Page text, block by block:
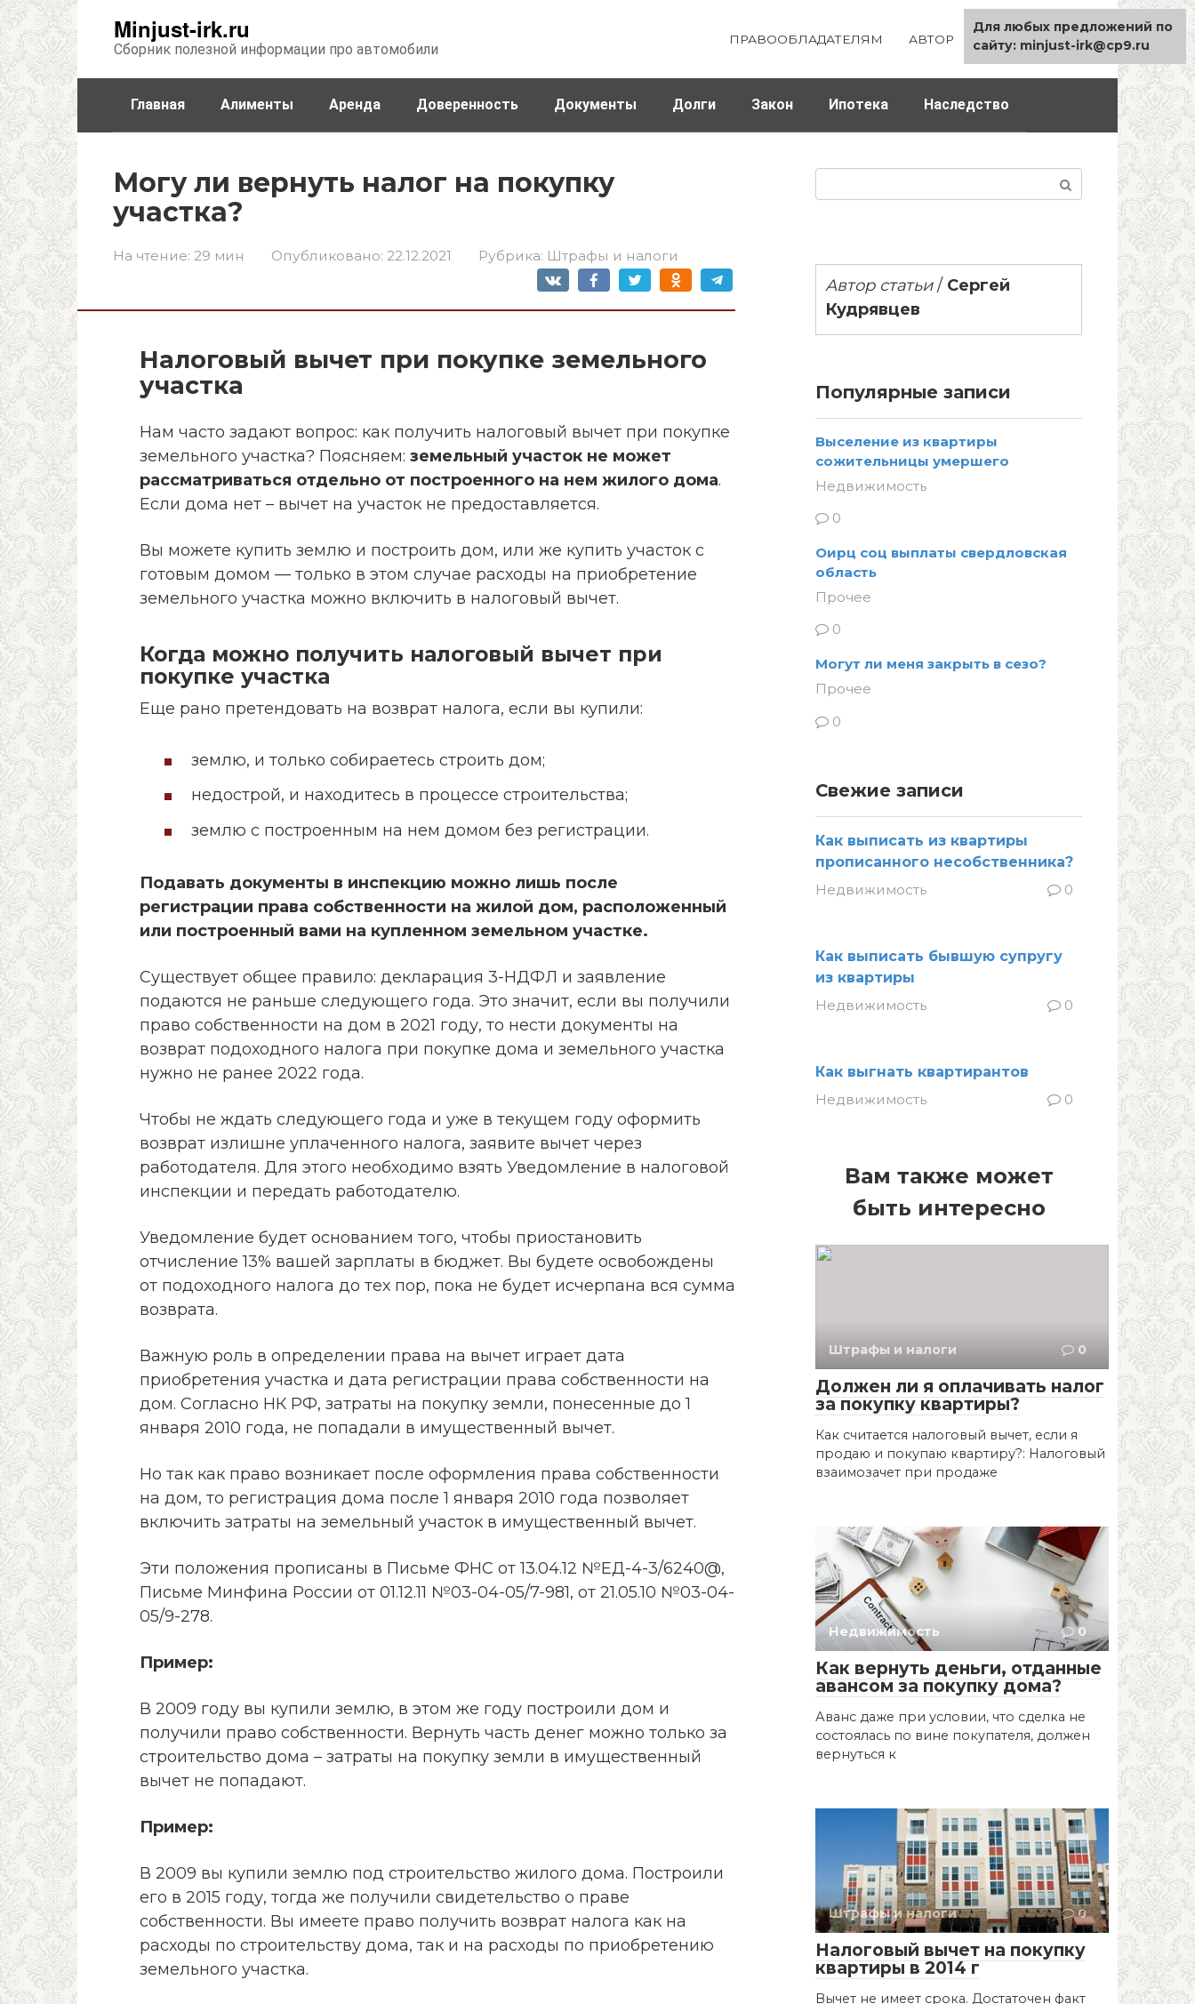
Minjust-irk.ru
Сборник полезной информации про автомобили
ПРАВООБЛАДАТЕЛЯМ АВТОР КАРТА САЙТА
Главная Алименты Аренда Доверенность Документы Долги Закон Ипотека Наследство
Могу ли вернуть налог на покупку
участка?
На чтение: 29 мин Опубликовано: 22.12.2021 Рубрика: Штрафы и налоги
Налоговый вычет при покупке земельного
участка
Нам часто задают вопрос: как получить налоговый вычет при покупке
земельного участка? Поясняем: земельный участок не может
рассматриваться отдельно от построенного на нем жилого дома.
Если дома нет – вычет на участок не предоставляется.
Вы можете купить землю и построить дом, или же купить участок с
готовым домом — только в этом случае расходы на приобретение
земельного участка можно включить в налоговый вычет.
Когда можно получить налоговый вычет при
покупке участка
Еще рано претендовать на возврат налога, если вы купили:
землю, и только собираетесь строить дом;
недострой, и находитесь в процессе строительства;
землю с построенным на нем домом без регистрации.
Подавать документы в инспекцию можно лишь после
регистрации права собственности на жилой дом, расположенный
или построенный вами на купленном земельном участке.
Существует общее правило: декларация 3-НДФЛ и заявление
подаются не раньше следующего года. Это значит, если вы получили
право собственности на дом в 2021 году, то нести документы на
возврат подоходного налога при покупке дома и земельного участка
нужно не ранее 2022 года.
Чтобы не ждать следующего года и уже в текущем году оформить
возврат излишне уплаченного налога, заявите вычет через
работодателя. Для этого необходимо взять Уведомление в налоговой
инспекции и передать работодателю.
Уведомление будет основанием того, чтобы приостановить
отчисление 13% вашей зарплаты в бюджет. Вы будете освобождены
от подоходного налога до тех пор, пока не будет исчерпана вся сумма
возврата.
Важную роль в определении права на вычет играет дата
приобретения участка и дата регистрации права собственности на
дом. Согласно НК РФ, затраты на покупку земли, понесенные до 1
января 2010 года, не попадали в имущественный вычет.
Но так как право возникает после оформления права собственности
на дом, то регистрация дома после 1 января 2010 года позволяет
включить затраты на земельный участок в имущественный вычет.
Эти положения прописаны в Письме ФНС от 13.04.12 №ЕД-4-3/6240@,
Письме Минфина России от 01.12.11 №03-04-05/7-981, от 21.05.10 №03-04-
05/9-278.
Пример:
В 2009 году вы купили землю, в этом же году построили дом и
получили право собственности. Вернуть часть денег можно только за
строительство дома – затраты на покупку земли в имущественный
вычет не попадают.
Пример:
В 2009 вы купили землю под строительство жилого дома. Построили
его в 2015 году, тогда же получили свидетельство о праве
собственности. Вы имеете право получить возврат налога как на
расходы по строительству дома, так и на расходы по приобретению
земельного участка.
Автор статьи/ Сергей
Кудрявцев
Популярные записи
Выселение из квартиры
сожительницы умершего
Недвижимость
0
Оирц соц выплаты свердловская
область
Прочее
0
Могут ли меня закрыть в сезо?
Прочее
0
Свежие записи
Как выписать из квартиры
прописанного несобственника?
Недвижимость
0
Как выписать бывшую супругу
из квартиры
Недвижимость
0
Как выгнать квартирантов
Недвижимость
0
Вам также может
быть интересно
Штрафы и налоги 0
Должен ли я оплачивать налог
за покупку квартиры?
Как считается налоговый вычет, если я
продаю и покупаю квартиру?: Налоговый
взаимозачет при продаже
Недвижимость 0
Как вернуть деньги, отданные
авансом за покупку дома?
Аванс даже при условии, что сделка не
состоялась по вине покупателя, должен
вернуться к
Штрафы и налоги 0
Налоговый вычет на покупку
квартиры в 2014 г
Вычет не имеет срока. Достаточен факт
Для любых предложений по
сайту: minjust-irk@cp9.ru